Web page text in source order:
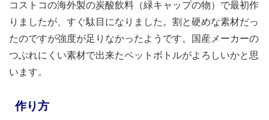
コストコの海外製の炭酸飲料（緑キャップの物）で最初作
りましたが、すぐ駄目になりました。割と硬めな素材だっ
たのですが強度が足りなかったようです。国産メーカーの
つぶれにくい素材で出来たペットボトルがよろしいかと思
います。
作り方